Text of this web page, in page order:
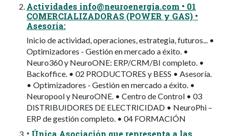
Actividades info@neuroenergia.com • 01
COMERCIALIZADORAS (POWER y GAS) •
Asesoría:
Inicio de actividad, operaciones, estrategia, futuros... •
Optimizadores - Gestión en mercado a éxito. •
Neuro360 y NeuroONE: ERP/CRM/BI completo. •
Backoffice. • 02 PRODUCTORES y BESS • Asesoría.
• Optimizadores - Gestión en mercado a éxito. •
Neuropool y NeuroONE. • Centro de Control • 03
DISTRIBUIDORES DE ELECTRICIDAD • NeuroPhi –
ERP de gestión completo. • 04 FORMACIÓN
• Única Asociación que representa a las